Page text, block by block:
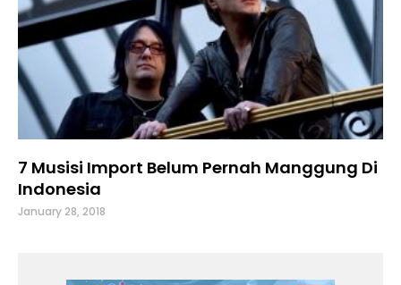
7 Musisi Import Belum Pernah Manggung Di
Indonesia
January 28, 2018